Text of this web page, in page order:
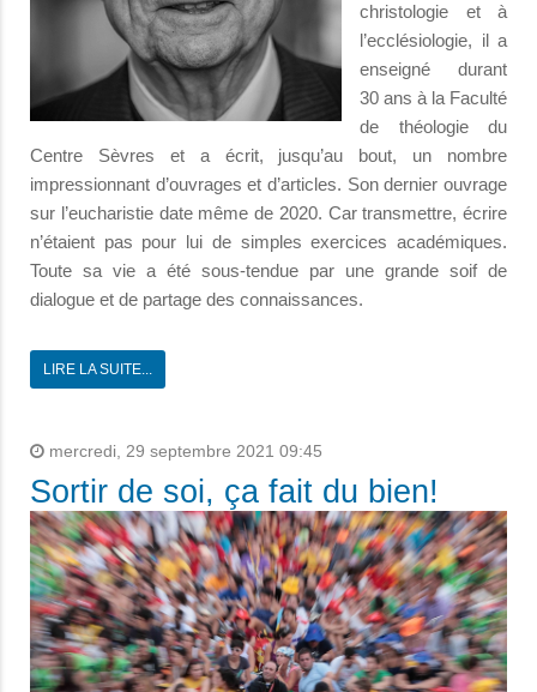
christologie et à
l’ecclésiologie, il a
enseigné durant
30 ans à la Faculté
de théologie du
Centre Sèvres et a écrit, jusqu’au bout, un nombre
impressionnant d’ouvrages et d’articles. Son dernier ouvrage
sur l’eucharistie date même de 2020. Car transmettre, écrire
n’étaient pas pour lui de simples exercices académiques.
Toute sa vie a été sous-tendue par une grande soif de
dialogue et de partage des connaissances.
LIRE LA SUITE...
mercredi, 29 septembre 2021 09:45
Sortir de soi, ça fait du bien!